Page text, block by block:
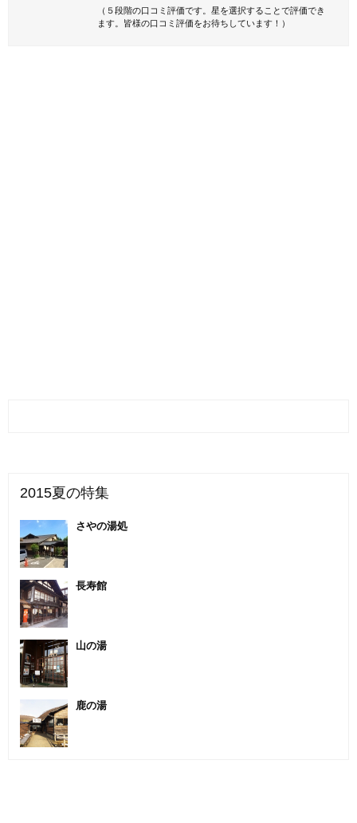
（５段階の口コミ評価です。星を選択することで評価でき
ます。皆様の口コミ評価をお待ちしています！）
2015夏の特集
さやの湯処
長寿館
山の湯
鹿の湯